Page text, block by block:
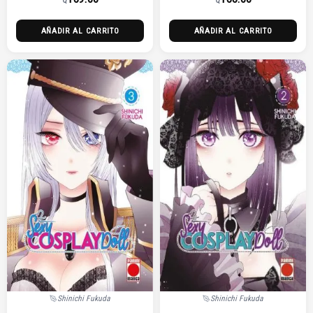
AÑADIR AL CARRITO AÑADIR AL CARRITO
Shinichi Fukuda Shinichi Fukuda